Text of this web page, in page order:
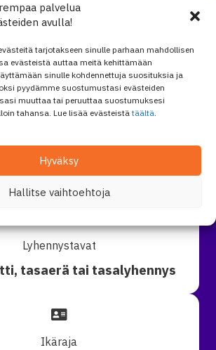
palvelua
avulla!
tarjotakseen sinulle parhaan mahdollisen
evästeistä auttaa meitä kehittämään
sinulle kohdennettuja suosituksia ja
pyydämme suostumustasi evästeiden
muuttaa tai peruuttaa suostumuksesi
tahansa. Lue lisää evästeistätäältä.
Hyväksy
Hallitse vaihtoehtoja
Keskim. laina-aika
6 vuotta
Laina-aika
1 - 20 vuotta
Lyhennystavat
tasaerä tai tasalyhennys
Ikäraja